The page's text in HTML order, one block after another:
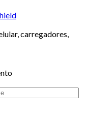
carregadores,